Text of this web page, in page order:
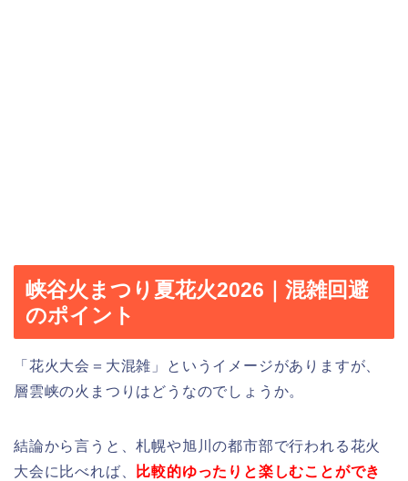
峡谷火まつり夏花火2026｜混雑回避
のポイント
「花火大会＝大混雑」というイメージがありますが、
層雲峡の火まつりはどうなのでしょうか。
結論から言うと、札幌や旭川の都市部で行われる花火
大会に比べれば、
比較的ゆったりと楽しむことができ